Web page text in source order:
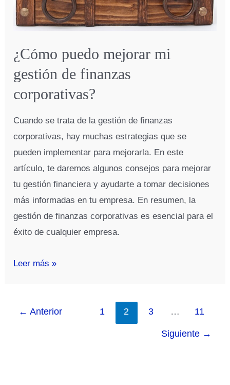
¿Cómo puedo mejorar mi
gestión de finanzas
corporativas?
Cuando se trata de la gestión de finanzas
corporativas, hay muchas estrategias que se
pueden implementar para mejorarla. En este
artículo, te daremos algunos consejos para mejorar
tu gestión financiera y ayudarte a tomar decisiones
más informadas en tu empresa. En resumen, la
gestión de finanzas corporativas es esencial para el
éxito de cualquier empresa.
¿Cómo
mi
Leer más »
← Anterior 1 2 3 … 11
Siguiente →